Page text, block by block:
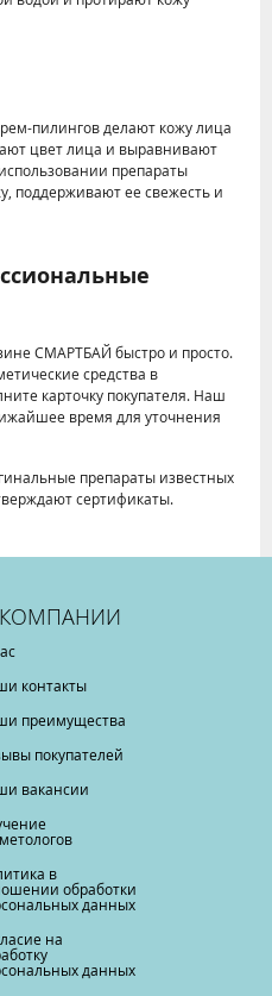
пилингов делают кожу лица
цвет лица и выравнивают
препараты
поддерживают ее свежесть и
СМАРТБАЙ быстро и просто.
средства в
карточку покупателя. Наш
время для уточнения
препараты известных
сертификаты.
контакты
преимущества
покупателей
вакансии
в
обработки
данных
на
данных